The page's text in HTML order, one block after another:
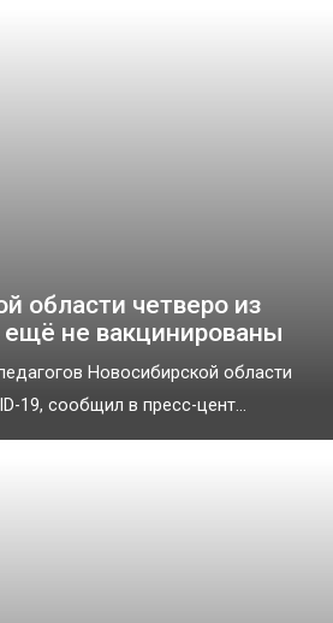
области четверо из
ещё не вакцинированы
Новосибирской области
19, сообщил в пресс-цент...